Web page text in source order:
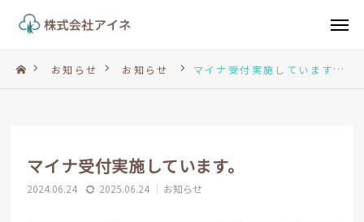
お知らせ お知らせ マイナ受付実施しています。
マイナ受付実施しています。
2024.06.24 2025.06.24 お知らせ
電話 メール
コンセプト